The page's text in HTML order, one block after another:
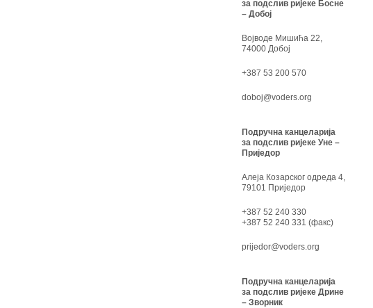
за подслив ријеке Босне
– Добој
Војводе Мишића 22,
74000 Добој
+387 53 200 570
doboj@voders.org
Подручна канцеларија
за подслив ријеке Уне –
Приједор
Алеја Козарског одреда 4,
79101 Приједор
+387 52 240 330
+387 52 240 331 (факс)
prijedor@voders.org
Подручна канцеларија
за подслив ријеке Дрине
– Зворник